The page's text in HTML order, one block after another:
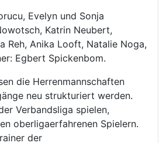
Evelyn und Sonja
Katrin Neubert,
Reh, Anika Looft, Natalie Noga,
Egbert Spickenbom.
die Herrenmannschaften
neu strukturiert werden.
Verbandsliga spielen,
oberligaerfahrenen Spielern.
der